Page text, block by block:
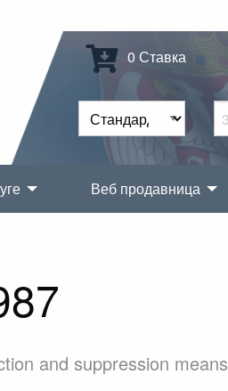
0 Ставка
Веб продавница
and suppression means